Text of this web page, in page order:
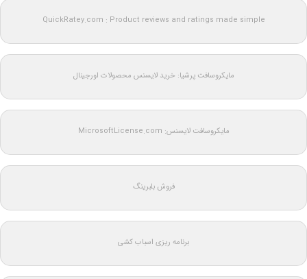
QuickRatey.com : Product reviews and ratings made simple
مایکروسافت پرشیا: خرید لایسنس محصولات اورجینال
مایکروسافت لایسنس: MicrosoftLicense.com
فروش بلبرینگ
برنامه ریزی اسباب کشی